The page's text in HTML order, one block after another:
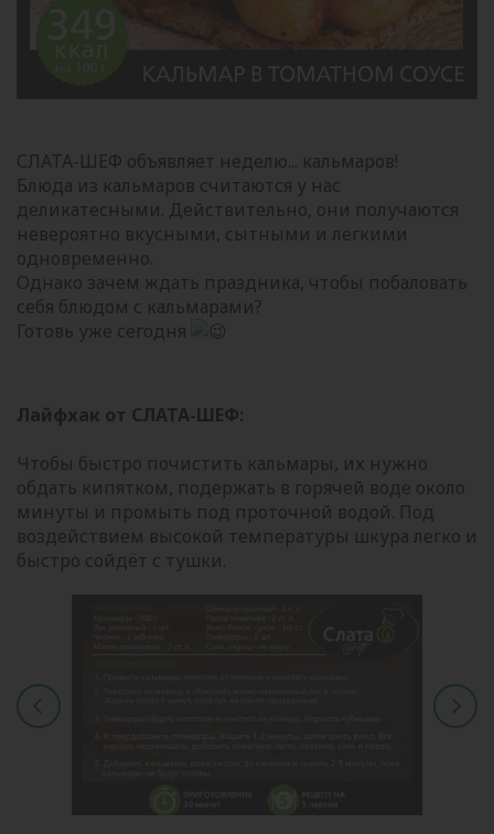
СЛАТА-ШЕФ объявляет неделю... кальмаров!
Блюда из кальмаров считаются у нас
деликатесными. Действительно, они получаются
невероятно вкусными, сытными и лёгкими
одновременно.
Однако зачем ждать праздника, чтобы побаловать
себя блюдом с кальмарами?
Готовь уже сегодня
Лайфхак от СЛАТА-ШЕФ:
Чтобы быстро почистить кальмары, их нужно
обдать кипятком, подержать в горячей воде около
минуты и промыть под проточной водой. Под
воздействием высокой температуры шкура легко и
быстро сойдёт с тушки.